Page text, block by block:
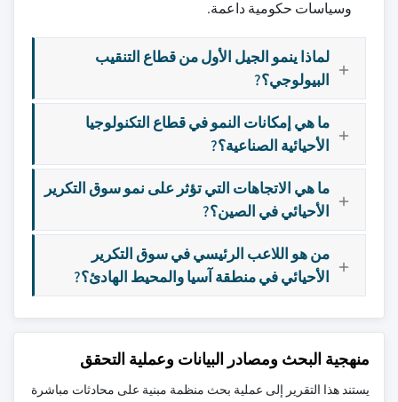
وسياسات حكومية داعمة.
لماذا ينمو الجيل الأول من قطاع التنقيب
البيولوجي؟?
ما هي إمكانات النمو في قطاع التكنولوجيا
الأحيائية الصناعية؟?
ما هي الاتجاهات التي تؤثر على نمو سوق التكرير
الأحيائي في الصين؟?
من هو اللاعب الرئيسي في سوق التكرير
الأحيائي في منطقة آسيا والمحيط الهادئ؟?
منهجية البحث ومصادر البيانات وعملية التحقق
يستند هذا التقرير إلى عملية بحث منظمة مبنية على محادثات مباشرة